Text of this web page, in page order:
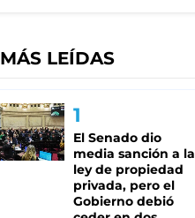
LEÍDAS
El Senado dio
media sanción a la
ley de propiedad
privada, pero el
Gobierno debió